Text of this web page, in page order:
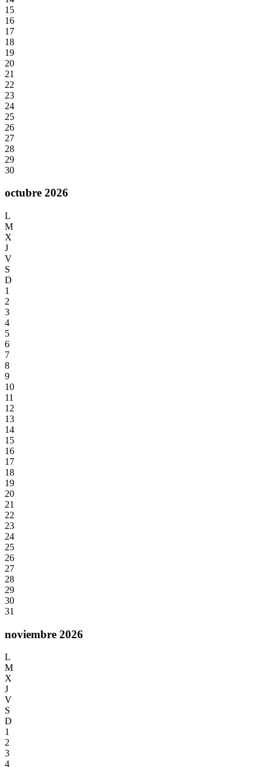
15
16
17
18
19
20
21
22
23
24
25
26
27
28
29
30
octubre 2026
L
M
X
J
V
S
D
1
2
3
4
5
6
7
8
9
10
11
12
13
14
15
16
17
18
19
20
21
22
23
24
25
26
27
28
29
30
31
noviembre 2026
L
M
X
J
V
S
D
1
2
3
4